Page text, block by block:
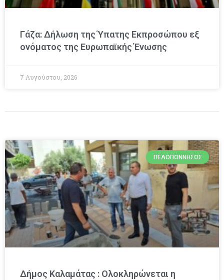
Γάζα: Δήλωση της Ύπατης Εκπροσώπου εξ
ονόματος της Ευρωπαϊκής Ένωσης
7 Αυγούστου, 2026
ΠΕΛΟΠΌΝΝΗΣΟΣ
Δήμος Καλαμάτας : Ολοκληρώνεται η